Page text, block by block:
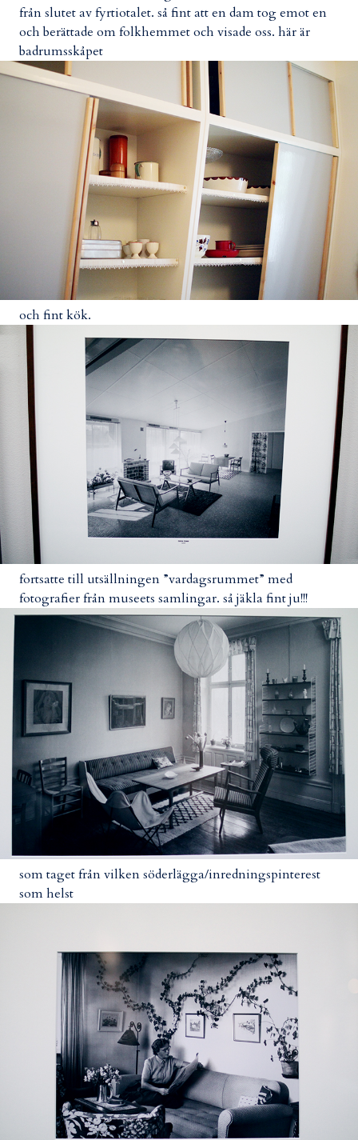
från slutet av fyrtiotalet. så fint att en dam tog emot en
och berättade om folkhemmet och visade oss. här är
badrumsskåpet
och fint kök.
fortsatte till utsällningen ”vardagsrummet” med
fotografier från museets samlingar. så jäkla fint ju!!!
som taget från vilken söderlägga/inredningspinterest
som helst